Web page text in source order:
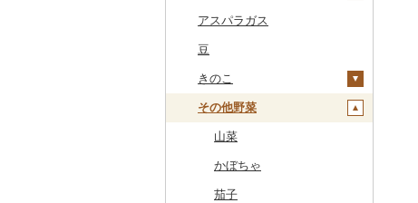
米沢牛
常陸牛
上州牛
飛騨牛
近江牛
神戸牛・神戸ビーフ
地鶏
その他鶏肉
その他魚卵
牡蠣（カキ）
しじみ
サザエ
はまぐり
その他貝
鮭・サーモン
イワシ
カツオ
金目鯛
クエ
くじら
イカ・タコ
タコ
海苔・海藻
海苔
わかめ
ひじき
その他海苔・海藻
干物
ししゃも
その他干物
その他魚介・加工品
しらす・ちりめん
かまぼこ・練り製品
その他魚介・加工品
はえぬき
あきたこまち
ひとめぼれ
ミルキークィーン
ななつぼし
その他米
和梨
マンゴー
みかん・柑橘
みかん
レモン
不知火・デコポン
せとか
文旦
すいか
キウイ
柿（カキ）
ドライフルーツ
干し柿
その他果物
人参
自然薯
レンコン
にんにく・生姜
その他根菜
アスパラガス
豆
きのこ
しいたけ
松茸
その他きのこ
その他野菜
山菜
かぼちゃ
茄子